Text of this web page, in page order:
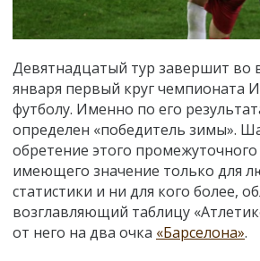
Девятнадцатый тур завершит во
января первый круг чемпионата
футболу. Именно по его
определен «победитель зимы».
обретение этого промежуточного
имеющего значение только для
статистики и ни для кого более,
возглавляющий таблицу
от него на два очка «Барселона».